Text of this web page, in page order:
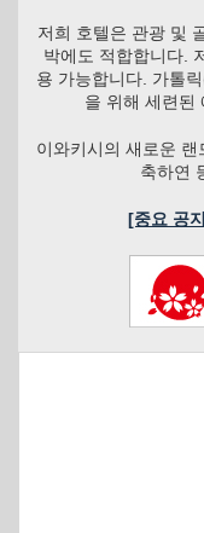
저희 호텔은 관광 및
박에도 적합합니다.
용 가능합니다. 가톨
을 위해 세련된
이와키시의 새로운
축하연
[중요 공